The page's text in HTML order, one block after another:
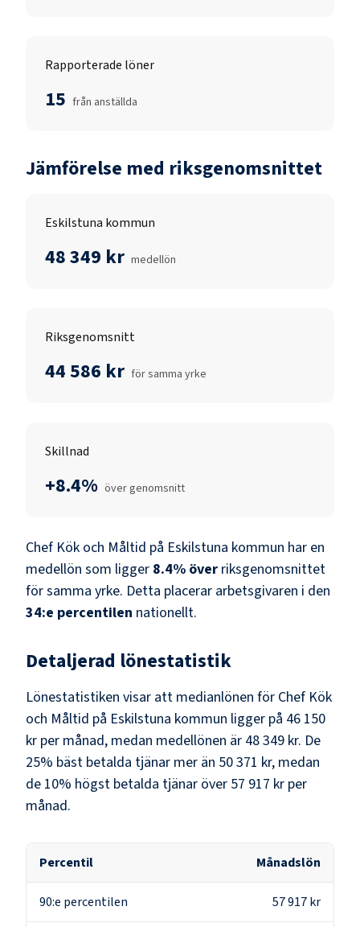
Rapporterade löner
15 från anställda
Jämförelse med riksgenomsnittet
Eskilstuna kommun
48 349 kr medellön
Riksgenomsnitt
44 586 kr för samma yrke
Skillnad
+8.4% över genomsnitt
Chef Kök och Måltid på Eskilstuna kommun har en
medellön som ligger 8.4% över riksgenomsnittet
för samma yrke. Detta placerar arbetsgivaren i den
34:e percentilen nationellt.
Detaljerad lönestatistik
Lönestatistiken visar att medianlönen för Chef Kök
och Måltid på Eskilstuna kommun ligger på 46 150
kr per månad, medan medellönen är 48 349 kr. De
25% bäst betalda tjänar mer än 50 371 kr, medan
de 10% högst betalda tjänar över 57 917 kr per
månad.
Percentil Månadslön
90:e percentilen 57 917 kr